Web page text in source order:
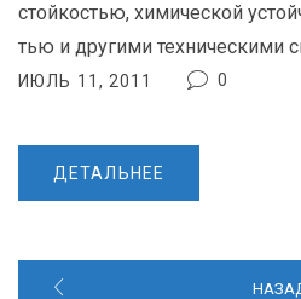
стойкостью, химической
тью и другими техническими
ИЮЛЬ 11, 2011 0
ДЕТАЛЬНЕЕ